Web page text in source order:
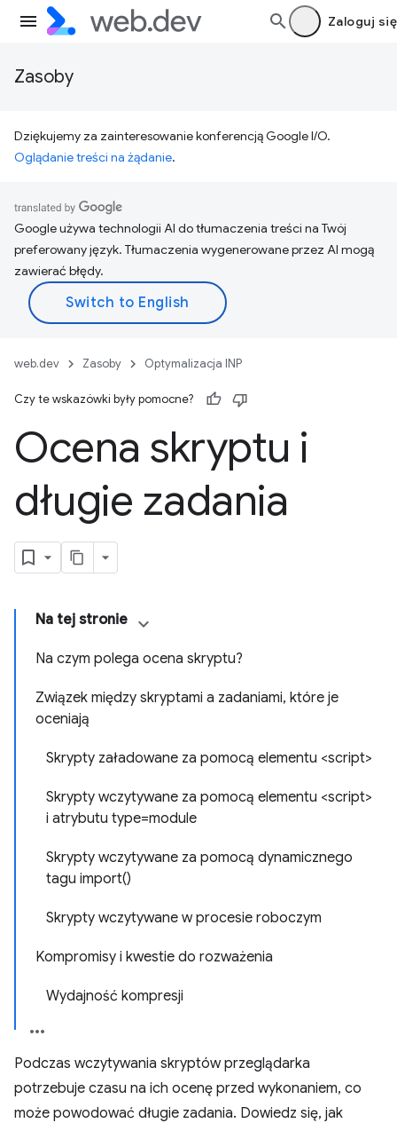
Zaloguj się
Zasoby
Dziękujemy za zainteresowanie konferencją Google I/O.
Oglądanie treści na żądanie.
Google używa technologii AI do tłumaczenia treści na Twój
preferowany język. Tłumaczenia wygenerowane przez AI mogą
zawierać błędy.
web.dev Zasoby Optymalizacja INP
Czy te wskazówki były pomocne?
Ocena skryptu i
długie zadania
Na tej stronie
Na czym polega ocena skryptu?
Związek między skryptami a zadaniami, które je
oceniają
Skrypty załadowane za pomocą elementu <script>
Skrypty wczytywane za pomocą elementu <script>
i atrybutu type=module
Skrypty wczytywane za pomocą dynamicznego
tagu import()
Skrypty wczytywane w procesie roboczym
Kompromisy i kwestie do rozważenia
Wydajność kompresji
Podczas wczytywania skryptów przeglądarka
potrzebuje czasu na ich ocenę przed wykonaniem, co
może powodować długie zadania. Dowiedz się, jak